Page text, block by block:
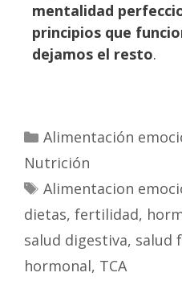
mentalidad
principios que
dejamos el resto.
Alimentación
Nutrición
Alimentacion
dietas, fertilidad,
salud digestiva, salud
hormonal, TCA